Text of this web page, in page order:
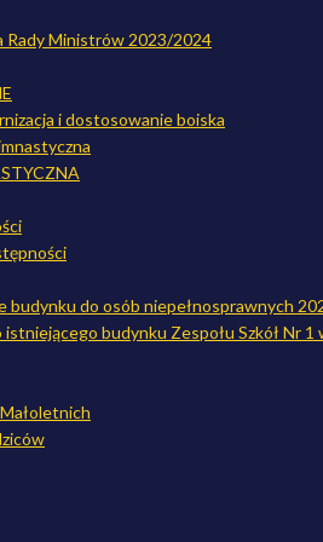
Rady Ministrów 2023/2024
i dostosowanie boiska
budynku do osób niepełnosprawnych
budynku Zespołu Szkół Nr